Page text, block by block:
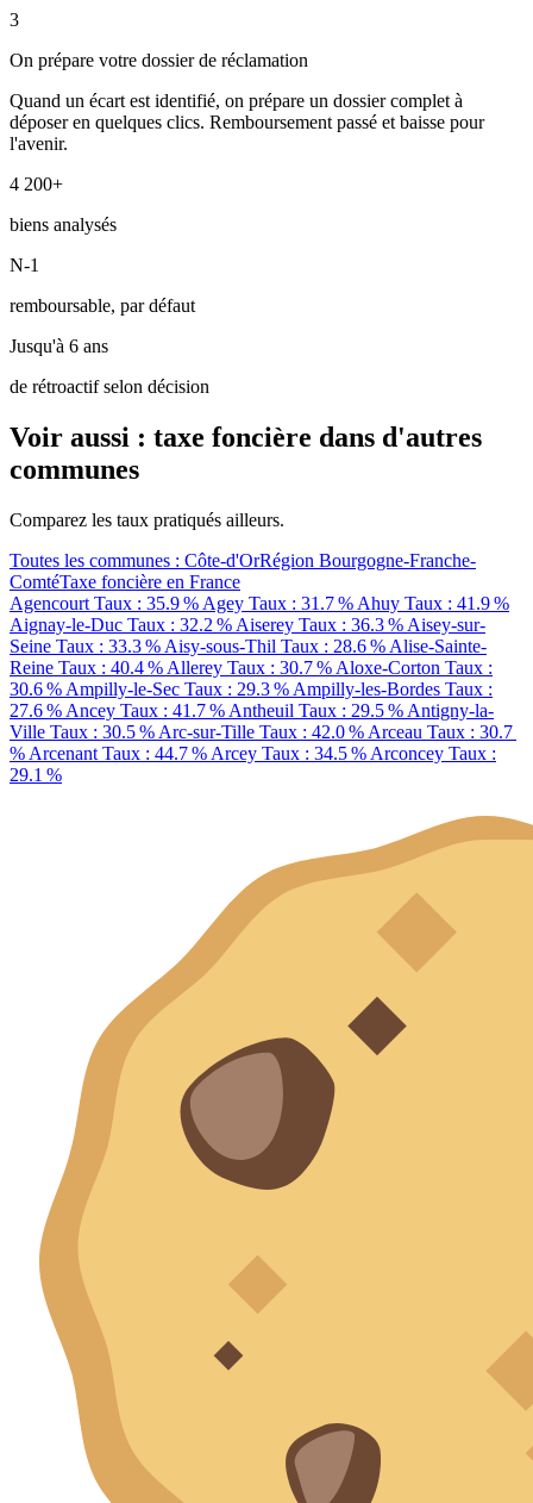
3
On prépare votre dossier de réclamation
Quand un écart est identifié, on prépare un dossier complet à
déposer en quelques clics. Remboursement passé et baisse pour
l'avenir.
4 200+
biens analysés
N-1
remboursable, par défaut
Jusqu'à 6 ans
de rétroactif selon décision
Voir aussi : taxe foncière dans d'autres
communes
Comparez les taux pratiqués ailleurs.
Toutes les communes : Côte-d'OrRégion Bourgogne-Franche-
ComtéTaxe foncière en France
Agencourt Taux : 35.9 % Agey Taux : 31.7 % Ahuy Taux : 41.9 %
Aignay-le-Duc Taux : 32.2 % Aiserey Taux : 36.3 % Aisey-sur-
Seine Taux : 33.3 % Aisy-sous-Thil Taux : 28.6 % Alise-Sainte-
Reine Taux : 40.4 % Allerey Taux : 30.7 % Aloxe-Corton Taux :
30.6 % Ampilly-le-Sec Taux : 29.3 % Ampilly-les-Bordes Taux :
27.6 % Ancey Taux : 41.7 % Antheuil Taux : 29.5 % Antigny-la-
Ville Taux : 30.5 % Arc-sur-Tille Taux : 42.0 % Arceau Taux : 30.7
% Arcenant Taux : 44.7 % Arcey Taux : 34.5 % Arconcey Taux :
29.1 %